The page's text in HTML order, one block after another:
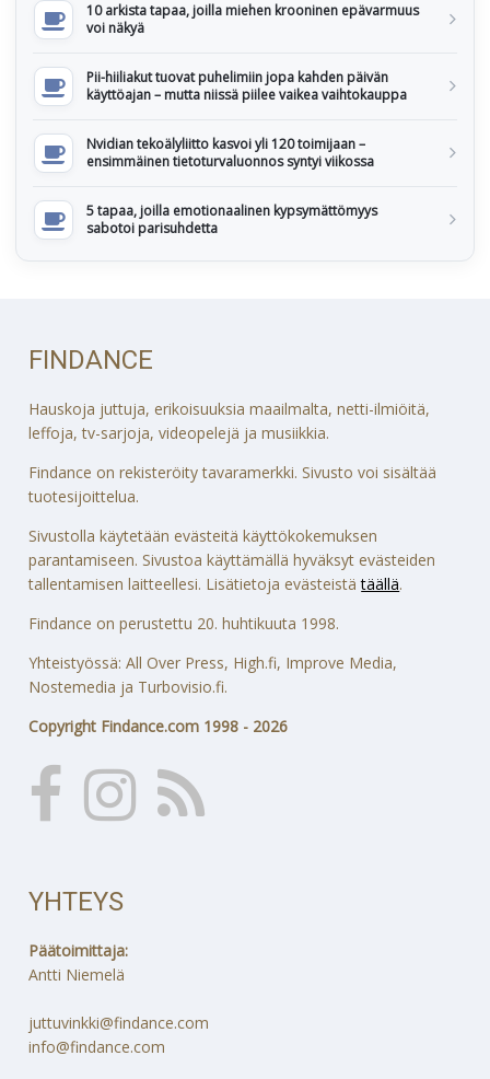
10 arkista tapaa, joilla miehen krooninen epävarmuus
voi näkyä
Pii-hiiliakut tuovat puhelimiin jopa kahden päivän
käyttöajan – mutta niissä piilee vaikea vaihtokauppa
Nvidian tekoälyliitto kasvoi yli 120 toimijaan –
ensimmäinen tietoturvaluonnos syntyi viikossa
5 tapaa, joilla emotionaalinen kypsymättömyys
sabotoi parisuhdetta
FINDANCE
Hauskoja juttuja, erikoisuuksia maailmalta, netti-ilmiöitä,
leffoja, tv-sarjoja, videopelejä ja musiikkia.
Findance on rekisteröity tavaramerkki. Sivusto voi sisältää
tuotesijoittelua.
Sivustolla käytetään evästeitä käyttökokemuksen
parantamiseen. Sivustoa käyttämällä hyväksyt evästeiden
tallentamisen laitteellesi. Lisätietoja evästeistätäällä.
Findance on perustettu 20. huhtikuuta 1998.
Yhteistyössä: All Over Press, High.fi, Improve Media,
Nostemedia ja Turbovisio.fi.
Copyright Findance.com 1998 - 2026
YHTEYS
Päätoimittaja:
Antti Niemelä
juttuvinkki@findance.com
info@findance.com